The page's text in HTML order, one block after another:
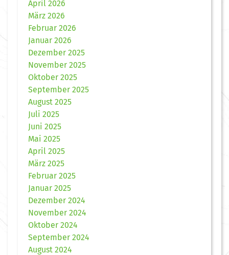
April 2026
März 2026
Februar 2026
Januar 2026
Dezember 2025
November 2025
Oktober 2025
September 2025
August 2025
Juli 2025
Juni 2025
Mai 2025
April 2025
März 2025
Februar 2025
Januar 2025
Dezember 2024
November 2024
Oktober 2024
September 2024
August 2024